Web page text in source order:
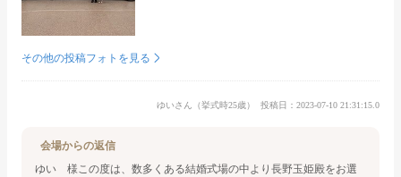
その他の投稿フォトを見る
ゆいさん（挙式時25歳） 投稿日：2023-07-10 21:31:15.0
会場からの返信
ゆい 様 この度は、数多くある結婚式場の中より長野玉姫殿をお選